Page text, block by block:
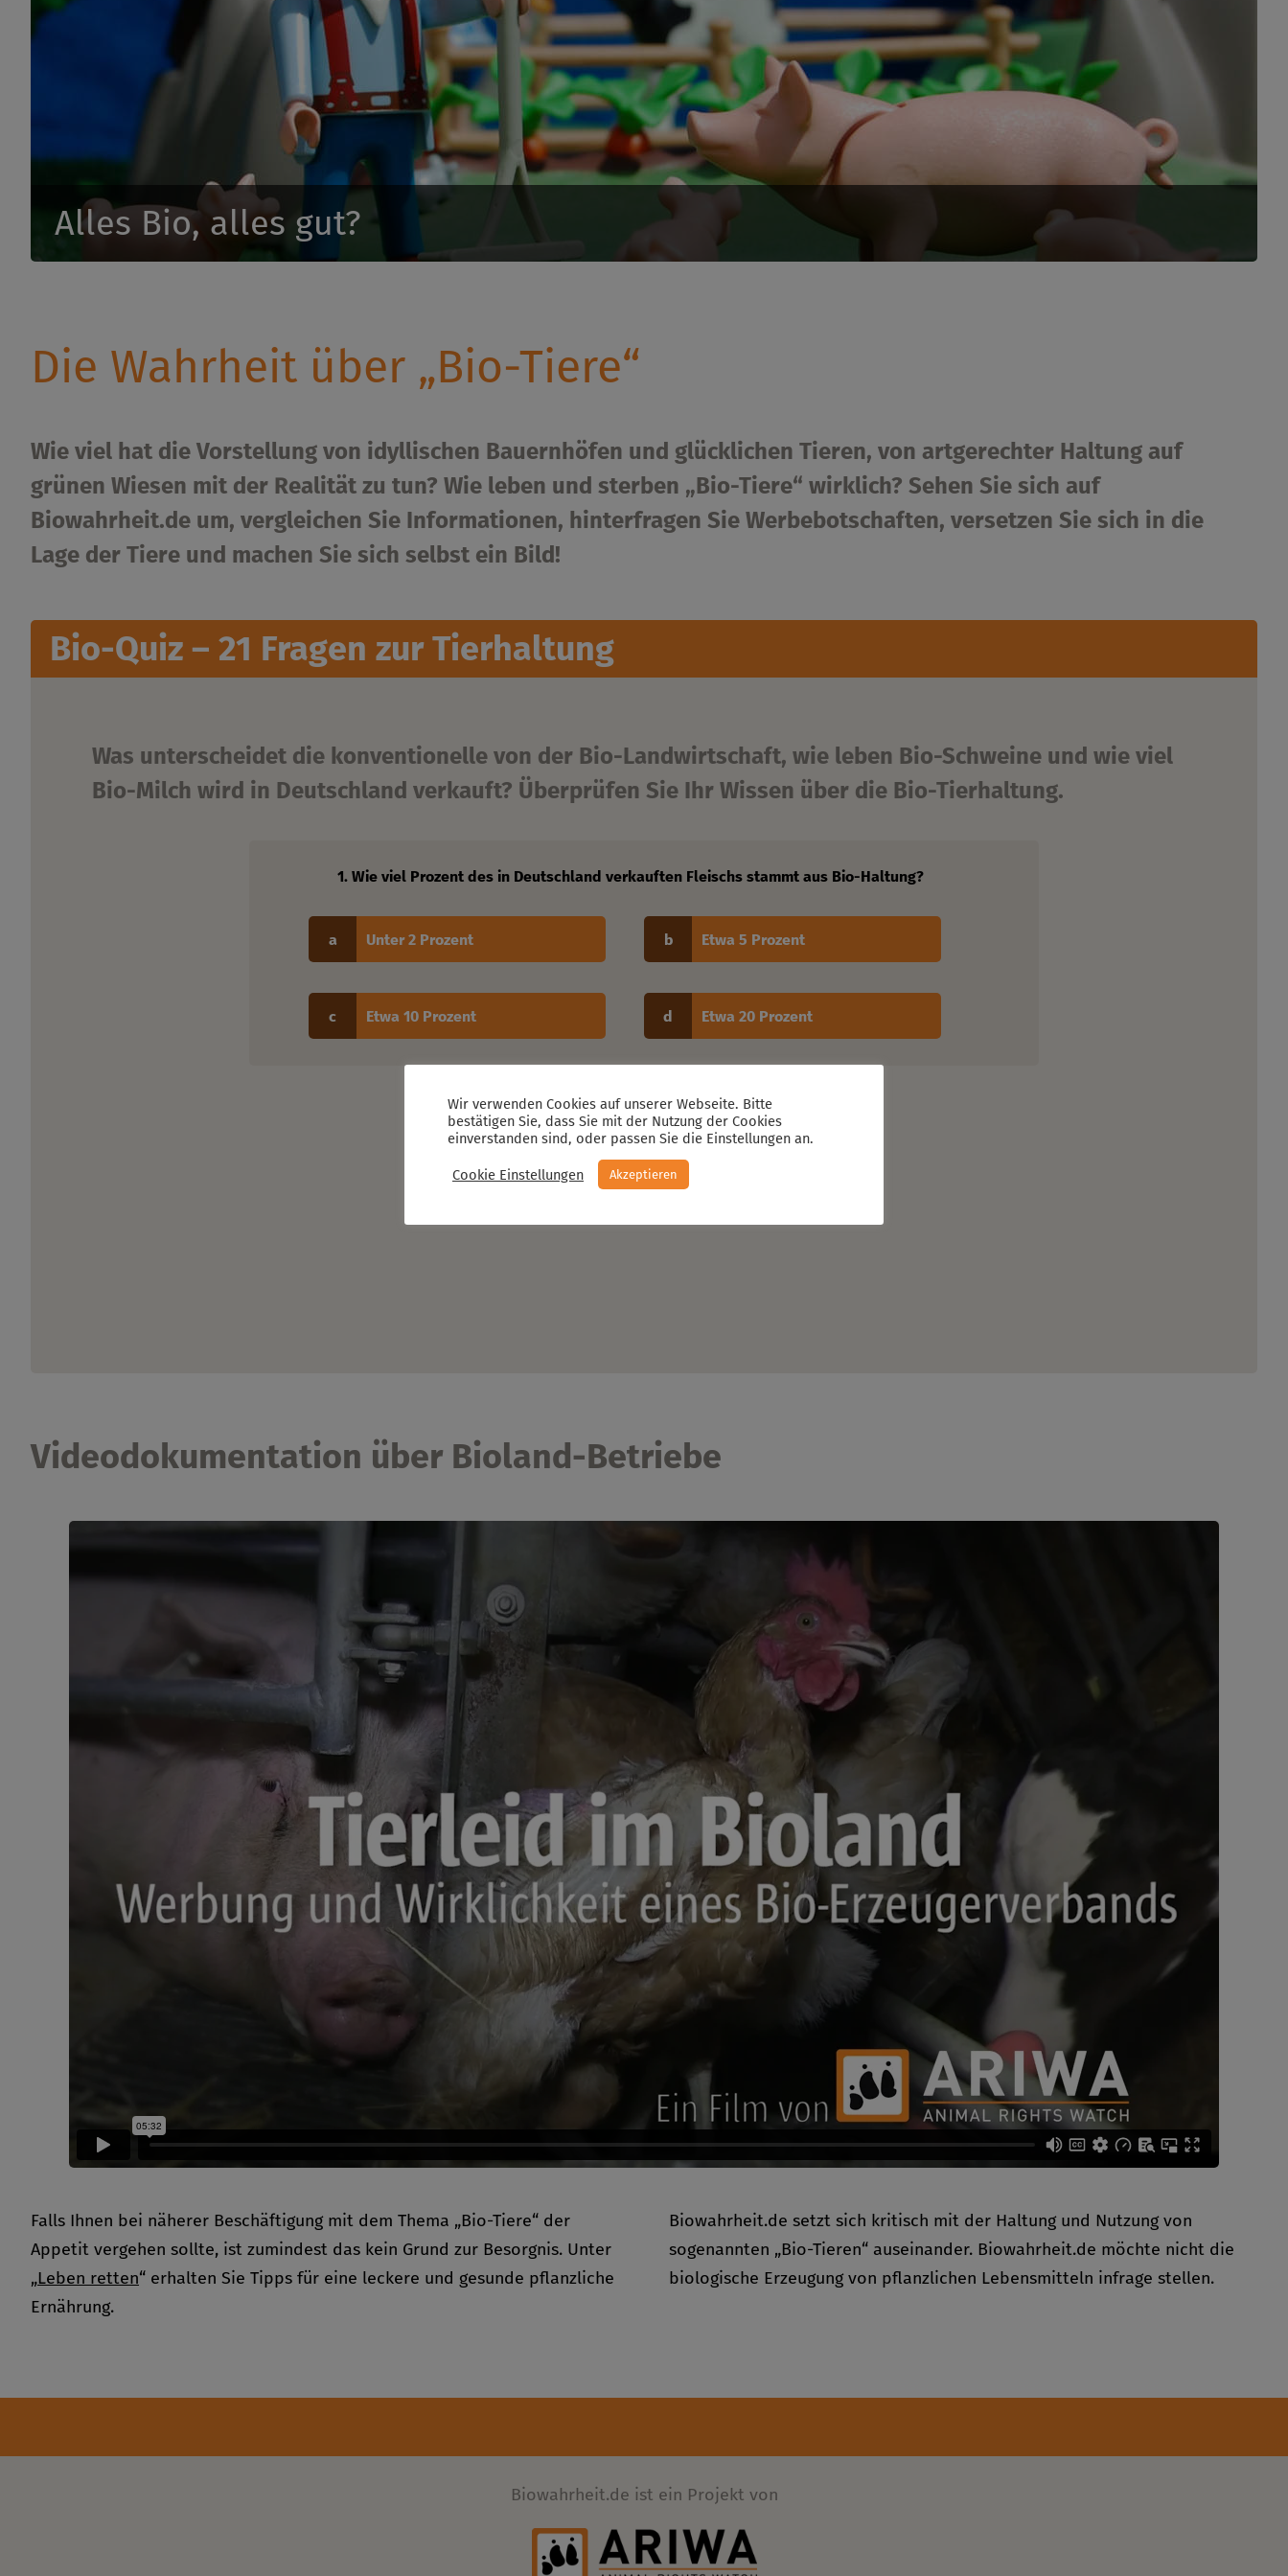
Alles Bio, alles gut?
Die Wahrheit über „Bio-Tiere“
Wie viel hat die Vorstellung von idyllischen Bauernhöfen und glücklichen Tieren, von artgerechter Haltung auf
grünen Wiesen mit der Realität zu tun? Wie leben und sterben „Bio-Tiere“ wirklich? Sehen Sie sich auf
Biowahrheit.de um, vergleichen Sie Informationen, hinterfragen Sie Werbebotschaften, versetzen Sie sich in die
Lage der Tiere und machen Sie sich selbst ein Bild!
Bio-Quiz – 21 Fragen zur Tierhaltung
Was unterscheidet die konventionelle von der Bio-Landwirtschaft, wie leben Bio-Schweine und wie viel
Bio-Milch wird in Deutschland verkauft? Überprüfen Sie Ihr Wissen über die Bio-Tierhaltung.
Videodokumentation über Bioland-Betriebe
Falls Ihnen bei näherer Beschäftigung mit dem Thema „Bio-Tiere“ der
Appetit vergehen sollte, ist zumindest das kein Grund zur Besorgnis. Unter
„Leben retten“ erhalten Sie Tipps für eine leckere und gesunde pflanzliche
Ernährung.
Biowahrheit.de setzt sich kritisch mit der Haltung und Nutzung von
sogenannten „Bio-Tieren“ auseinander. Biowahrheit.de möchte nicht die
biologische Erzeugung von pflanzlichen Lebensmitteln infrage stellen.
Biowahrheit.de ist ein Projekt von
Wir verwenden Cookies auf unserer Webseite. Bitte
bestätigen Sie, dass Sie mit der Nutzung der Cookies
einverstanden sind, oder passen Sie die Einstellungen an.
Cookie Einstellungen Akzeptieren